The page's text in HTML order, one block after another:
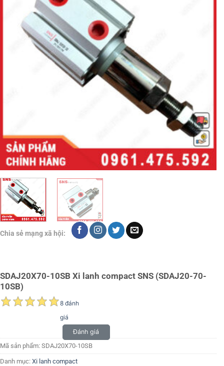
Chia sẻ mạng xã hội:
SDAJ20X70-10SB Xi lanh compact SNS (SDAJ20-70-
10SB)
8 đánh
giá
Đánh giá
Mã sản phẩm: SDAJ20X70-10SB
Danh mục: Xi lanh compact